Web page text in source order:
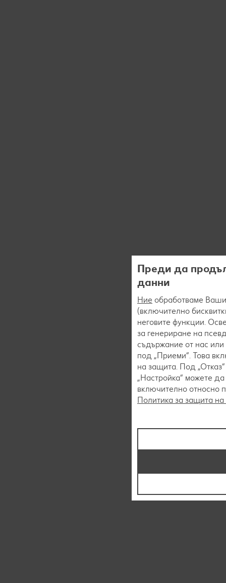
Преди да
данни
Ние обработваме
(включително
неговите функции.
за генериране на
съдържание от нас или
под „Приеми“. Това
на защита. Под
„Настройка“ можете
включително относно
Политика за защита